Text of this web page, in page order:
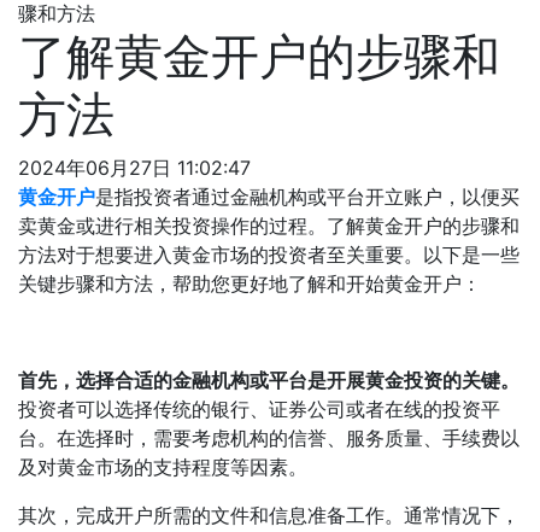
骤和方法
了解黄金开户的步骤和
方法
2024年06月27日 11:02:47
黄金开户是指投资者通过金融机构或平台开立账户，以便买
卖黄金或进行相关投资操作的过程。了解黄金开户的步骤和
方法对于想要进入黄金市场的投资者至关重要。以下是一些
关键步骤和方法，帮助您更好地了解和开始黄金开户：
首先，选择合适的金融机构或平台是开展黄金投资的关键。
投资者可以选择传统的银行、证券公司或者在线的投资平
台。在选择时，需要考虑机构的信誉、服务质量、手续费以
及对黄金市场的支持程度等因素。
其次，完成开户所需的文件和信息准备工作。通常情况下，